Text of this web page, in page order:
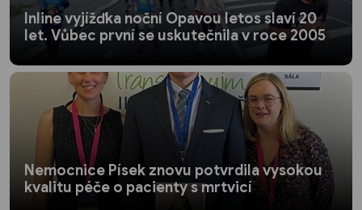
Inline vyjížďka noční Opavou letos slaví 20
let. Vůbec první se uskutečnila v roce 2005
Nemocnice Písek znovu potvrdila vysokou
kvalitu péče o pacienty s mrtvicí